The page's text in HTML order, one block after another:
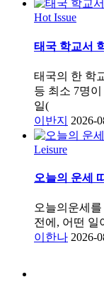
Hot Issue
태국 학교서
태국의 한 학
등 최소 7명
일(
이반지
2026-
Leisure
오늘의 운세
오늘의운세
전에, 어떤 일
이한나 2026-